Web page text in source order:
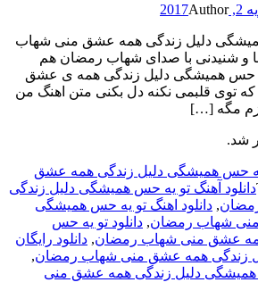
Author
همیشگی دلیل زندگی همه عشق منی شهاب
و شنیدنی با صدای شهاب رمضان هم
حس همیشگی دلیل زندگی همه ی عشق
که توی قلبمی نکنه دل بکنی متن اهنگ من
مگه […]
شد.
حس همیشگی دلیل زندگی همه عشق
دانلود آهنگ تو یه حس همیشگی دلیل زندگی
, دانلود اهنگ تو یه حس همیشگی
شهاب رمضان, دانلود تو یه حس
عشق منی شهاب رمضان, دانلود رایگان
زندگی همه عشق منی شهاب رمضان,
همیشگی دلیل زندگی همه عشق منی